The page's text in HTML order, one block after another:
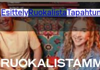
EsittelyRuokalista